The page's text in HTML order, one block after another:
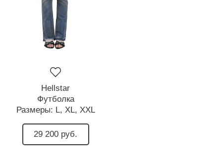
Hellstar
Футболка
Размеры: L, XL, XXL
29 200 руб.